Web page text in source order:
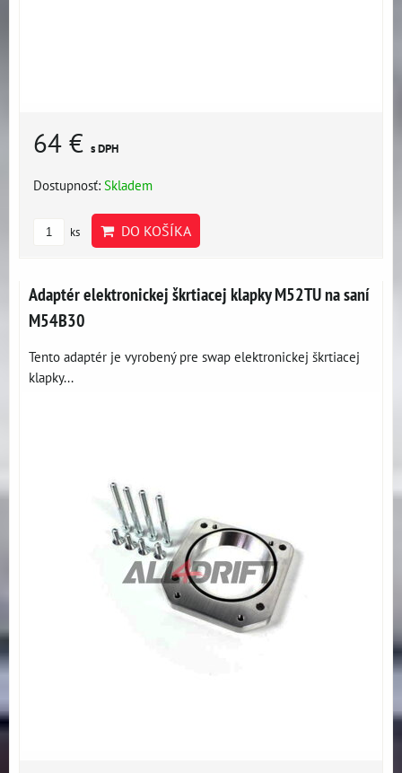
64 € s DPH
Dostupnosť: Skladem
ks DO KOŠÍKA
Adaptér elektronickej škrtiacej klapky M52TU na saní
M54B30
Tento adaptér je vyrobený pre swap elektronickej škrtiacej
klapky...